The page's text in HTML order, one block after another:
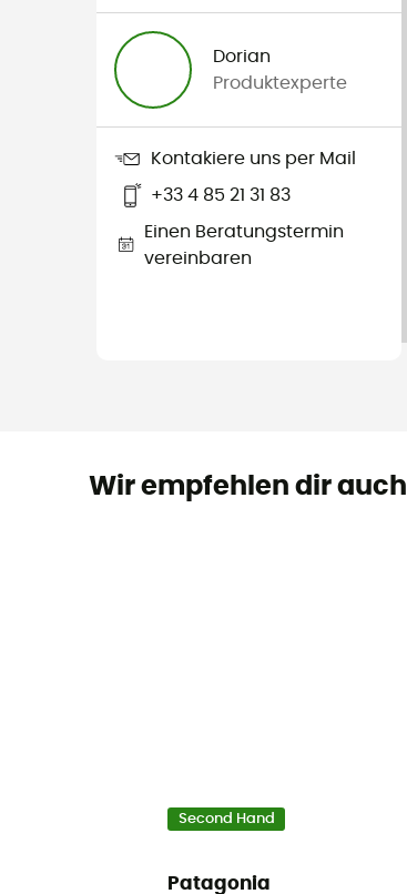
Dorian
Produktexperte
Kontakiere uns per Mail
+33 4 85 21 31 83
Einen Beratungstermin
vereinbaren
Wir empfehlen dir auch
Second Hand
Patagonia